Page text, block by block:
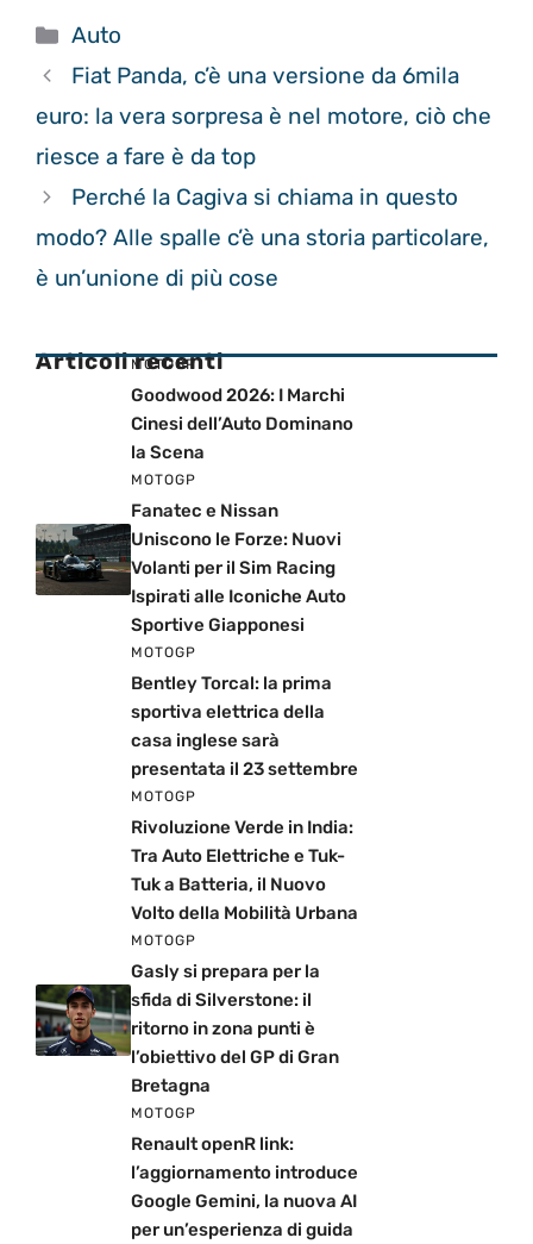
Categorie
Auto
Fiat Panda, c’è una versione da 6mila
euro: la vera sorpresa è nel motore, ciò che
riesce a fare è da top
Perché la Cagiva si chiama in questo
modo? Alle spalle c’è una storia particolare,
è un’unione di più cose
Articoli recenti
MOTOGP
Goodwood 2026: I Marchi
Cinesi dell’Auto Dominano
la Scena
MOTOGP
Fanatec e Nissan
Uniscono le Forze: Nuovi
Volanti per il Sim Racing
Ispirati alle Iconiche Auto
Sportive Giapponesi
MOTOGP
Bentley Torcal: la prima
sportiva elettrica della
casa inglese sarà
presentata il 23 settembre
MOTOGP
Rivoluzione Verde in India:
Tra Auto Elettriche e Tuk-
Tuk a Batteria, il Nuovo
Volto della Mobilità Urbana
MOTOGP
Gasly si prepara per la
sfida di Silverstone: il
ritorno in zona punti è
l’obiettivo del GP di Gran
Bretagna
MOTOGP
Renault openR link:
l’aggiornamento introduce
Google Gemini, la nuova AI
per un’esperienza di guida